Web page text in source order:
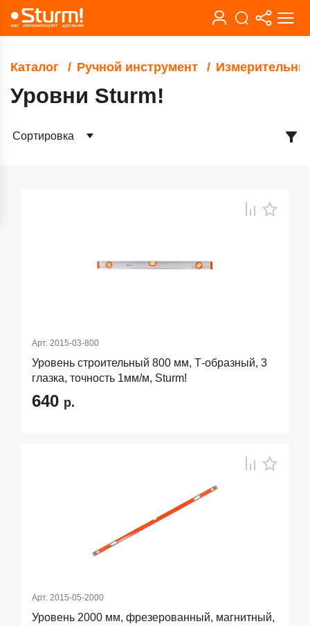
Каталог Ручной инструмент
Уровни Sturm!
Сортировка
Арт. 2015-03-800
Уровень строительный 800 мм, Т-образный, 3
глазка, точность 1мм/м, Sturm!
640 р.
Арт. 2015-05-2000
Уровень 2000 мм, фрезерованный, магнитный,